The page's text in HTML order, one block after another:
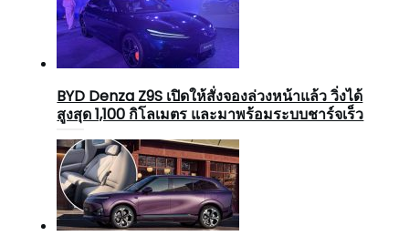
BYD Denza Z9S เปิดให้สั่งจองล่วงหน้าแล้ว วิ่งได้
สูงสุด 1,100 กิโลเมตร และมาพร้อมระบบชาร์จเร็ว